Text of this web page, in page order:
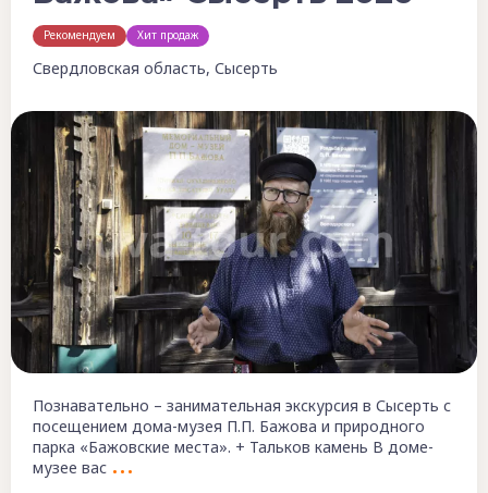
Рекомендуем Хит продаж
Свердловская область, Сысерть
Познавательно – занимательная экскурсия в Сысерть с
посещением дома-музея П.П. Бажова и природного
парка «Бажовские места». + Тальков камень В доме-
музее вас